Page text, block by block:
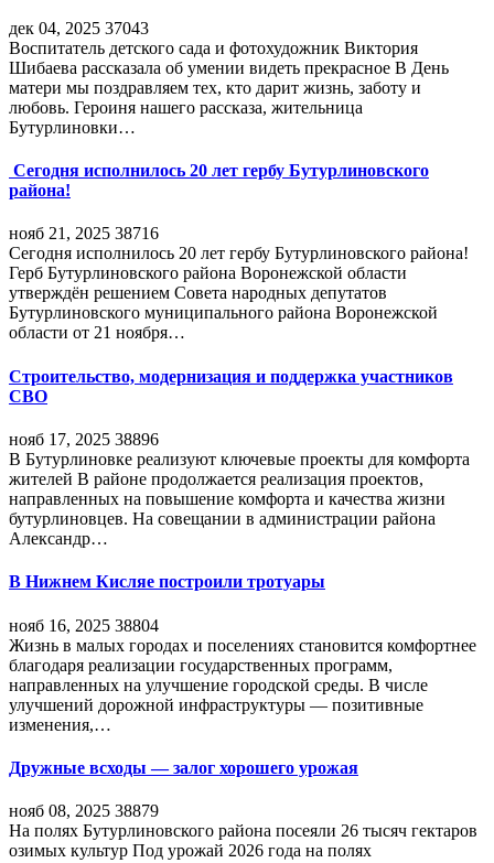
дек 04, 2025 37043
Воспитатель детского сада и фотохудожник Виктория
Шибаева рассказала об умении видеть прекрасное В День
матери мы поздравляем тех, кто дарит жизнь, заботу и
любовь. Героиня нашего рассказа, жительница
Бутурлиновки…
Сегодня исполнилось 20 лет гербу Бутурлиновского
района!
нояб 21, 2025 38716
Сегодня исполнилось 20 лет гербу Бутурлиновского района!
Герб Бутурлиновского района Воронежской области
утверждён решением Совета народных депутатов
Бутурлиновского муниципального района Воронежской
области от 21 ноября…
Строительство, модернизация и поддержка участников
СВО
нояб 17, 2025 38896
В Бутурлиновке реализуют ключевые проекты для комфорта
жителей В районе продолжается реализация проектов,
направленных на повышение комфорта и качества жизни
бутурлиновцев. На совещании в администрации района
Александр…
В Нижнем Кисляе построили тротуары
нояб 16, 2025 38804
Жизнь в малых городах и поселениях становится комфортнее
благодаря реализации государственных программ,
направленных на улучшение городской среды. В числе
улучшений дорожной инфраструктуры — позитивные
изменения,…
Дружные всходы — залог хорошего урожая
нояб 08, 2025 38879
На полях Бутурлиновского района посеяли 26 тысяч гектаров
озимых культур Под урожай 2026 года на полях